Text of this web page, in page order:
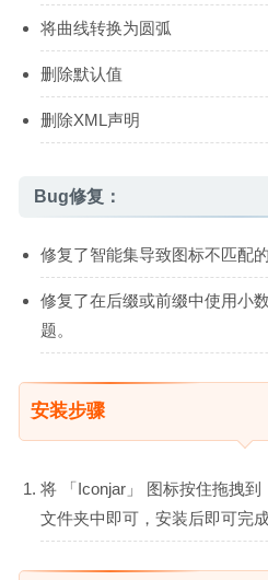
将曲线转换为圆弧
删除默认值
删除XML声明
Bug修复：
修复了智能集导致图标不匹配的
修复了在后缀或前缀中使用小
题。
安装步骤
将 「Iconjar」 图标按住拖拽到
文件夹中即可，安装后即可完